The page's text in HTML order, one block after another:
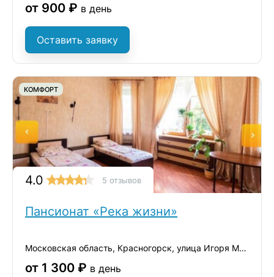
от 900 ₽ в день
Оставить заявку
КОМФОРТ
4.0 5 отзывов
Пансионат «Река жизни»
Московская область, Красногорск, улица Игоря Мерлушкина, 1
от 1 300 ₽ в день